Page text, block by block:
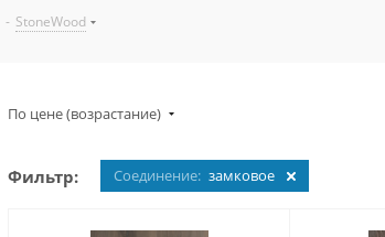
- StoneWood
По цене (возрастание)
Фильтр: Соединение: замковое